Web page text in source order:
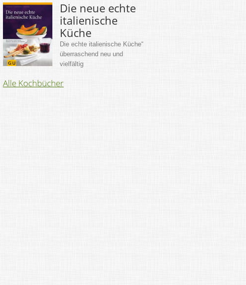
Die neue echte
italienische
Küche
Die echte italienische Küche“
überraschend neu und
vielfältig
Alle Kochbücher